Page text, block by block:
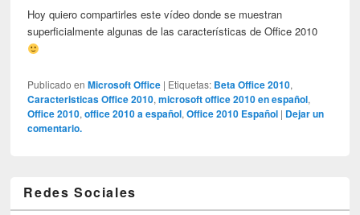
Hoy quiero compartirles este vídeo donde se muestran
superficialmente algunas de las características de Office 2010
Publicado en Microsoft Office | Etiquetas: Beta Office 2010,
Caracteristicas Office 2010,microsoft office 2010 en español,
Office 2010,office 2010 a español,Office 2010 Español | Dejar un
comentario.
Redes Sociales